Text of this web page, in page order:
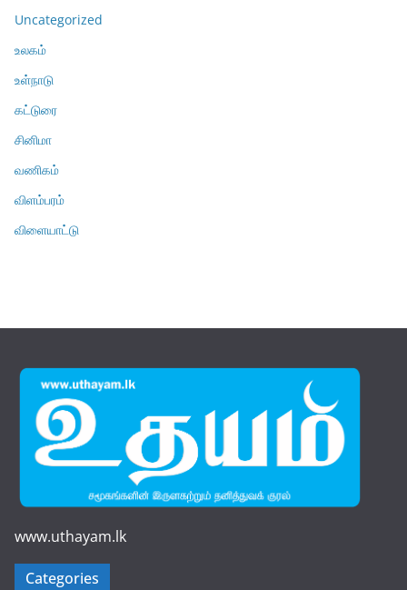
Uncategorized
உலகம்
உள்நாடு
கட்டுரை
சினிமா
வணிகம்
விளம்பரம்
விளையாட்டு
www.uthayam.lk
Categories